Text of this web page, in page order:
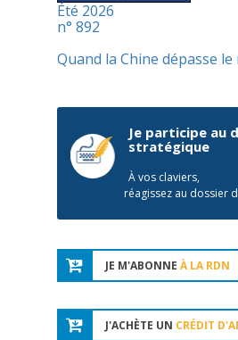
Été 2026
n° 892
Quand la Chine dépasse le
Je participe au
stratégique
À vos claviers,
réagissez au dossier
JE M'ABONNE À LA RDN
J'ACHÈTE UN CRÉDIT